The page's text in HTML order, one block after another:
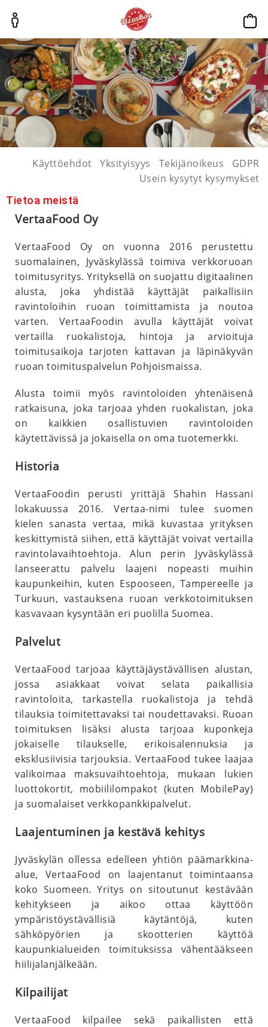
Käyttöehdot Yksityisyys Tekijänoikeus
GDPR
Usein kysytyt kysymykset
Tietoa meistä
VertaaFood Oy
VertaaFood Oy on vuonna 2016 perustettu
suomalainen, Jyväskylässä toimiva verkkoruoan
toimitusyritys. Yrityksellä on suojattu digitaalinen
alusta, joka yhdistää käyttäjät paikallisiin
ravintoloihin ruoan toimittamista ja noutoa
varten. VertaaFoodin avulla käyttäjät voivat
vertailla ruokalistoja, hintoja ja arvioituja
toimitusaikoja tarjoten kattavan ja läpinäkyvän
ruoan toimituspalvelun Pohjoismaissa.
Alusta toimii myös ravintoloiden yhtenäisenä
ratkaisuna, joka tarjoaa yhden ruokalistan, joka
on kaikkien osallistuvien ravintoloiden
käytettävissä ja jokaisella on oma tuotemerkki.
Historia
VertaaFoodin perusti yrittäjä Shahin Hassani
lokakuussa 2016. Vertaa-nimi tulee suomen
kielen sanasta vertaa, mikä kuvastaa yrityksen
keskittymistä siihen, että käyttäjät voivat vertailla
ravintolavaihtoehtoja. Alun perin Jyväskylässä
lanseerattu palvelu laajeni nopeasti muihin
kaupunkeihin, kuten Espooseen, Tampereelle ja
Turkuun, vastauksena ruoan verkkotoimituksen
kasvavaan kysyntään eri puolilla Suomea.
Palvelut
VertaaFood tarjoaa käyttäjäystävällisen alustan,
jossa asiakkaat voivat selata paikallisia
ravintoloita, tarkastella ruokalistoja ja tehdä
tilauksia toimitettavaksi tai noudettavaksi. Ruoan
toimituksen lisäksi alusta tarjoaa kuponkeja
jokaiselle tilaukselle, erikoisalennuksia ja
eksklusiivisia tarjouksia. VertaaFood tukee laajaa
valikoimaa maksuvaihtoehtoja, mukaan lukien
luottokortit, mobiililompakot (kuten MobilePay)
ja suomalaiset verkkopankkipalvelut.
Laajentuminen ja kestävä kehitys
Jyväskylän ollessa edelleen yhtiön päämarkkina-
alue, VertaaFood on laajentanut toimintaansa
koko Suomeen. Yritys on sitoutunut kestävään
kehitykseen ja aikoo ottaa käyttöön
ympäristöystävällisiä käytäntöjä, kuten
sähköpyörien ja skootterien käyttöä
kaupunkialueiden toimituksissa vähentääkseen
hiilijalanjälkeään.
Kilpailijat
VertaaFood kilpailee sekä paikallisten että